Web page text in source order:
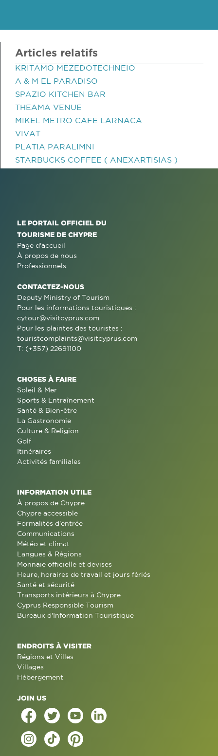
Articles relatifs
KRITAMO MEZEDOTECHNEIO
A & M EL PARADISO
SPAZIO KITCHEN BAR
THEAMA VENUE
MIKEL METRO CAFE LARNACA
VIVAT
PLATIA PARALIMNI
STARBUCKS COFFEE ( ANEXARTISIAS )
LE PORTAIL OFFICIEL DU
TOURISME DE CHYPRE
Page d'accueil
À propos de nous
Professionnels
CONTACTEZ-NOUS
Deputy Ministry of Tourism
Pour les informations touristiques :
cytour@visitcyprus.com
Pour les plaintes des touristes :
touristcomplaints@visitcyprus.com
T: (+357) 22691100
CHOSES À FAIRE
Soleil & Mer
Sports & Entraînement
Santé & Bien-être
La Gastronomie
Culture & Religion
Golf
Itinéraires
Activités familiales
INFORMATION UTILE
À propos de Chypre
Chypre accessible
Formalités d'entrée
Communications
Météo et climat
Langues & Régions
Monnaie officielle et devises
Heure, horaires de travail et jours fériés
Santé et sécurité
Transports intérieurs à Chypre
Cyprus Responsible Tourism
Bureaux d'Information Touristique
ENDROITS À VISITER
Régions et Villes
Villages
Hébergement
JOIN US